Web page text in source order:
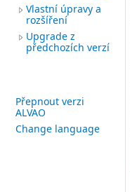
Vlastní úpravy a
rozšíření
Upgrade z
předchozích verzí
Přepnout verzi
ALVAO
Change language